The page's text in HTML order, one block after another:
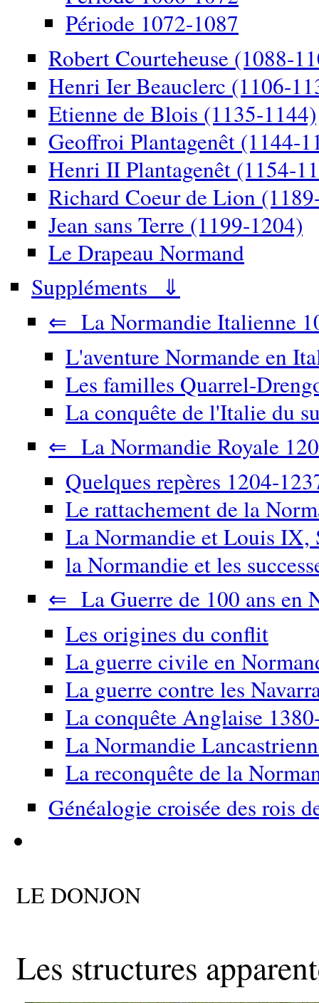
Période 1072-1087
Robert Courteheuse (1088-
Henri Ier Beauclerc (1106-
Etienne de Blois (1135-1144)
Geoffroi Plantagenêt (1144-
Henri II Plantagenêt (1154-
Richard Coeur de Lion
Jean sans Terre (1199-1204)
Le Drapeau Normand
Suppléments ⇓
⇐ La Normandie Italienne
L'aventure Normande en
Les familles Quarrel-
La conquête de l'Italie du
⇐ La Normandie Royale
Quelques repères 1204-
Le rattachement de la
La Normandie et Louis IX,
la Normandie et les
⇐ La Guerre de 100 ans en
Les origines du conflit
La guerre civile en
La guerre contre les
La conquête Anglaise
La Normandie
La reconquête de la
Généalogie croisée des rois
LE DONJON
Les structures